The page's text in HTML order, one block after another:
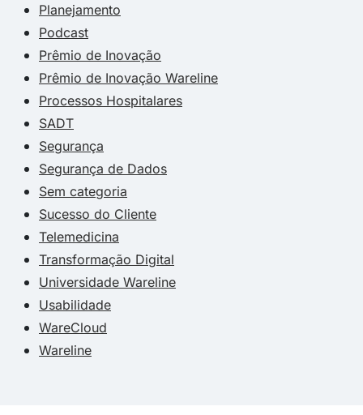
Planejamento
Podcast
Prêmio de Inovação
Prêmio de Inovação Wareline
Processos Hospitalares
SADT
Segurança
Segurança de Dados
Sem categoria
Sucesso do Cliente
Telemedicina
Transformação Digital
Universidade Wareline
Usabilidade
WareCloud
Wareline